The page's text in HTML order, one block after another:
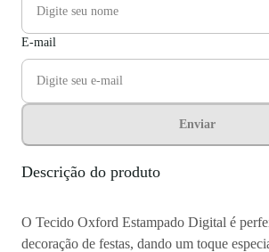
E-mail
Enviar
Descrição do produto
O Tecido Oxford Estampado Digital é
decoração de festas, dando um toque